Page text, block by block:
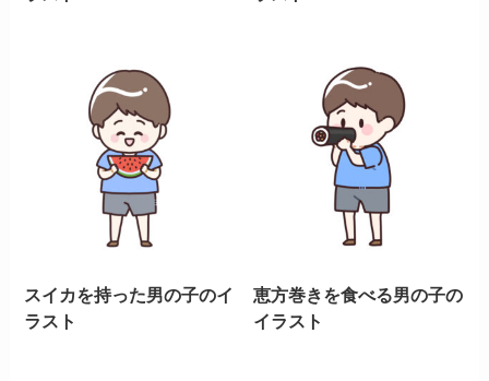
スイカを持った男の子のイ
ラスト
恵方巻きを食べる男の子の
イラスト